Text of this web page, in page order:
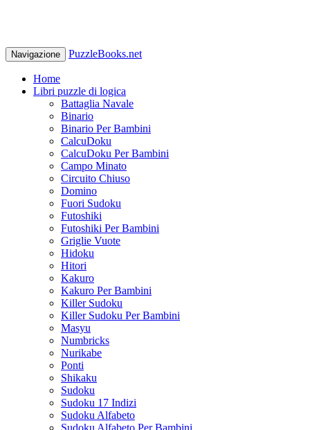
Navigazione PuzzleBooks.net
Home
Libri puzzle di logica
Battaglia Navale
Binario
Binario Per Bambini
CalcuDoku
CalcuDoku Per Bambini
Campo Minato
Circuito Chiuso
Domino
Fuori Sudoku
Futoshiki
Futoshiki Per Bambini
Griglie Vuote
Hidoku
Hitori
Kakuro
Kakuro Per Bambini
Killer Sudoku
Killer Sudoku Per Bambini
Masyu
Numbricks
Nurikabe
Ponti
Shikaku
Sudoku
Sudoku 17 Indizi
Sudoku Alfabeto
Sudoku Alfabeto Per Bambini